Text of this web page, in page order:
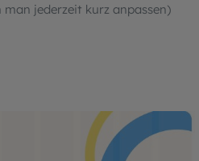
jederzeit kurz anpassen)